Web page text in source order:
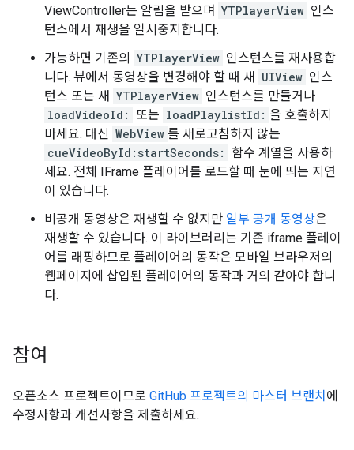
ViewController는 알림을 받으며 YTPlayerView 인스
턴스에서 재생을 일시중지합니다.
가능하면 기존의
YTPlayerView 인스턴스를 재사용합
니다. 뷰에서 동영상을 변경해야 할 때 새
UIView 인스
턴스 또는 새 YTPlayerView 인스턴스를 만들거나
loadVideoId:
또는 loadPlaylistId: 을 호출하지
마세요. 대신 WebView 를 새로고침하지 않는
cueVideoById:startSeconds:
함수 계열을 사용하
세요. 전체 IFrame 플레이어를 로드할 때 눈에 띄는 지연
이 있습니다.
비공개 동영상은 재생할 수 없지만 일부 공개 동영상은
재생할 수 있습니다. 이 라이브러리는 기존 iframe 플레이
어를 래핑하므로 플레이어의 동작은 모바일 브라우저의
웹페이지에 삽입된 플레이어의 동작과 거의 같아야 합니
다.
참여
오픈소스 프로젝트이므로 GitHub 프로젝트의 마스터 브랜치 에
수정사항과 개선사항을 제출하세요.